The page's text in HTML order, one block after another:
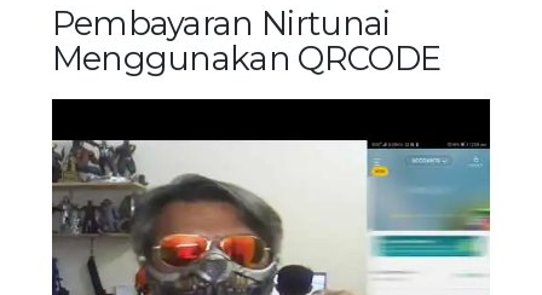
Pembayaran Nirtunai
Menggunakan QRCODE